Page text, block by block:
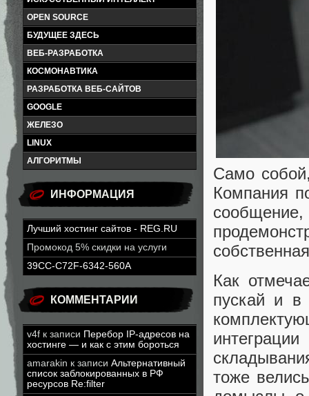
OPEN SOURCE
БУДУЩЕЕ ЗДЕСЬ
ВЕБ-РАЗРАБОТКА
КОСМОНАВТИКА
РАЗРАБОТКА ВЕБ-САЙТОВ
GOOGLE
ЖЕЛЕЗО
LINUX
АЛГОРИТМЫ
ИНФОРМАЦИЯ
Лучший хостинг сайтов - REG.RU
Промокод 5% скидки на услуги
39CC-C72F-6342-560A
КОММЕНТАРИИ
v4f к записи Перебор IP-адресов на
хостинге — и как с этим бороться
amarakin к записи Альтернативный
список заблокированных в РФ
ресурсов Re:filter
Само
Компания
Как
пускай и в
тоже